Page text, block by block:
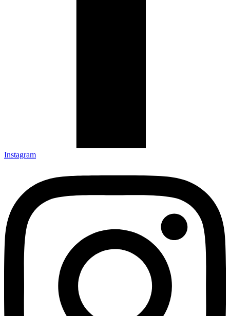
Instagram